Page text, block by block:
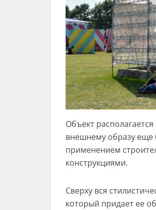
Объект
внешнему образу еще
применением
конструкциями.
Сверху вся
который придает ее